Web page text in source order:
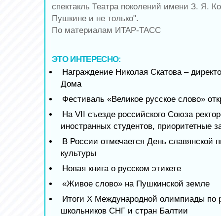
спектакль Театра поколений имени З. Я.
Пушкине и не только".
По материалам ИТАР-ТАСС
ЭТО ИНТЕРЕСНО:
Награждение Николая Скатова –
Дома
Фестиваль «Великое русское слово»
На VII съезде российского Союза
иностранных студентов, приоритетные
В России отмечается День славянской
культуры
Новая книга о русском этикете
«Живое слово» на Пушкинской земле
Итоги X Международной олимпиады по
школьников СНГ и стран Балтии